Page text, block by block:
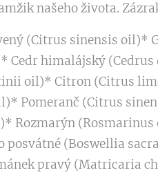
našeho života.
(Citrus sinensis
Cedr himalájský
oil)* Citron (Citrus
Pomeranč (Citrus
Rozmarýn
posvátné (Boswellia
pravý (Matricaria